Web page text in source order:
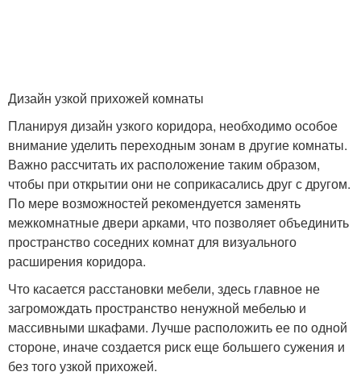
Дизайн узкой прихожей комнаты
Планируя дизайн узкого коридора, необходимо особое
внимание уделить переходным зонам в другие комнаты.
Важно рассчитать их расположение таким образом,
чтобы при открытии они не соприкасались друг с другом.
По мере возможностей рекомендуется заменять
межкомнатные двери арками, что позволяет объединить
пространство соседних комнат для визуального
расширения коридора.
Что касается расстановки мебели, здесь главное не
загромождать пространство ненужной мебелью и
массивными шкафами. Лучше расположить ее по одной
стороне, иначе создается риск еще большего сужения и
без того узкой прихожей.